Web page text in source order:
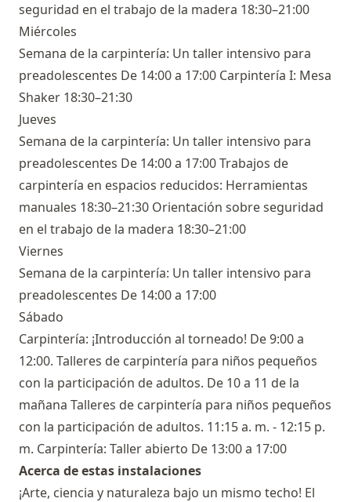
seguridad en el trabajo de la madera 18:30–21:00
Miércoles
Semana de la carpintería: Un taller intensivo para
preadolescentes De 14:00 a 17:00 Carpintería I: Mesa
Shaker 18:30–21:30
Jueves
Semana de la carpintería: Un taller intensivo para
preadolescentes De 14:00 a 17:00 Trabajos de
carpintería en espacios reducidos: Herramientas
manuales 18:30–21:30 Orientación sobre seguridad
en el trabajo de la madera 18:30–21:00
Viernes
Semana de la carpintería: Un taller intensivo para
preadolescentes De 14:00 a 17:00
Sábado
Carpintería: ¡Introducción al torneado! De 9:00 a
12:00. Talleres de carpintería para niños pequeños
con la participación de adultos. De 10 a 11 de la
mañana Talleres de carpintería para niños pequeños
con la participación de adultos. 11:15 a. m. - 12:15 p.
m. Carpintería: Taller abierto De 13:00 a 17:00
Acerca de estas instalaciones
¡Arte, ciencia y naturaleza bajo un mismo techo! El